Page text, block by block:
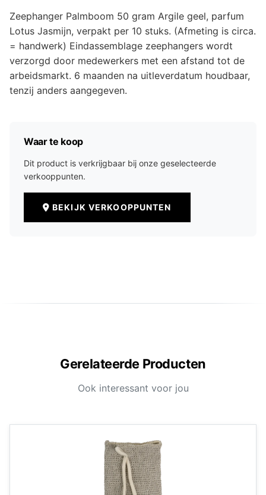
Zeephanger Palmboom 50 gram Argile geel, parfum
Lotus Jasmijn, verpakt per 10 stuks. (Afmeting is circa.
= handwerk) Eindassemblage zeephangers wordt
verzorgd door medewerkers met een afstand tot de
arbeidsmarkt. 6 maanden na uitleverdatum houdbaar,
tenzij anders aangegeven.
Waar te koop
Dit product is verkrijgbaar bij onze geselecteerde
verkooppunten.
BEKIJK VERKOOPPUNTEN
Gerelateerde Producten
Ook interessant voor jou